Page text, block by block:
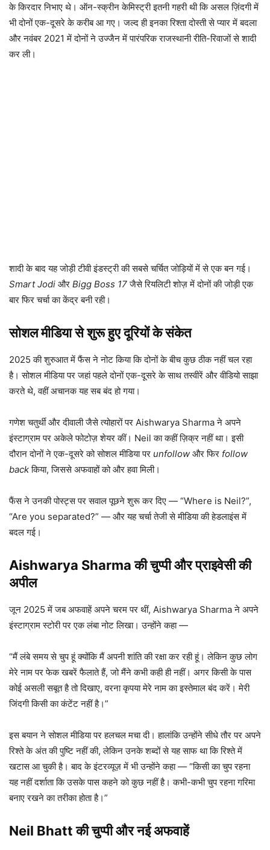
के किरदार निभाए थे। ऑन-स्क्रीन केमिस्ट्री इतनी गहरी थी कि असल ज़िंदगी में
भी दोनों एक-दूसरे के करीब आ गए। जल्द ही इनका रिश्ता दोस्ती से प्यार में बदला
और नवंबर 2021 में दोनों ने उज्जैन में पारंपरिक राजस्थानी रीति-रिवाजों से शादी
कर ली।
शादी के बाद यह जोड़ी टीवी इंडस्ट्री की सबसे चर्चित जोड़ियों में से एक बन गई।
Smart Jodi और Bigg Boss 17जैसे रियलिटी शोज़ में दोनों की जोड़ी एक
बार फिर चर्चा का केंद्र बनी रही।
सोशल मीडिया से शुरू हुए दूरियों के संकेत
2025 की शुरुआत में फैंस ने नोट किया कि दोनों के बीच कुछ ठीक नहीं चल रहा
है। सोशल मीडिया पर जहां पहले दोनों एक-दूसरे के साथ तस्वीरें और वीडियो साझा
करते थे, वहीं अचानक यह सब बंद हो गया।
गणेश चतुर्थी और दीवाली जैसे त्योहारों पर Aishwarya Sharma ने अपने
इंस्टाग्राम पर अकेले फोटोज़ शेयर कीं। Neil का कहीं ज़िक्र नहीं था। इसी
दौरान दोनों ने एक-दूसरे को सोशल मीडिया पर unfollow और फिर follow
backकिया, जिससे अफवाहों को और हवा मिली।
फैंस ने उनकी पोस्ट्स पर सवाल पूछने शुरू कर दिए — “Where is Neil?”,
“Are you separated?” — और यह चर्चा तेजी से मीडिया की हेडलाइंस में
बदल गई।
Aishwarya Sharma की चुप्पी और प्राइवेसी की
अपील
जून 2025 में जब अफवाहें अपने चरम पर थीं, Aishwarya Sharma ने अपने
इंस्टाग्राम स्टोरी पर एक लंबा नोट लिखा। उन्होंने कहा —
“मैं लंबे समय से चुप हूं क्योंकि मैं अपनी शांति की रक्षा कर रही हूं। लेकिन कुछ लोग
मेरे नाम पर फेक खबरें फैलाते हैं, जो मैंने कभी कही ही नहीं। अगर किसी के पास
कोई असली सबूत है तो दिखाए, वरना कृपया मेरे नाम का इस्तेमाल बंद करें। मेरी
जिंदगी किसी का कंटेंट नहीं है।”
इस बयान ने सोशल मीडिया पर हलचल मचा दी। हालांकि उन्होंने सीधे तौर पर अपने
रिश्ते के अंत की पुष्टि नहीं की, लेकिन उनके शब्दों से यह साफ था कि रिश्ते में
खटास आ चुकी है। बाद के इंटरव्यूज़ में भी उन्होंने कहा — “किसी का चुप रहना
यह नहीं दर्शाता कि उसके पास कहने को कुछ नहीं है। कभी-कभी चुप रहना गरिमा
बनाए रखने का तरीका होता है।”
Neil Bhatt की चुप्पी और नई अफवाहें